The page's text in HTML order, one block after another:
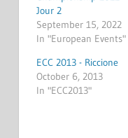
Jour 2
September 15, 2022
In "European Events"
ECC 2013 - Riccione
October 6, 2013
In "ECC2013"